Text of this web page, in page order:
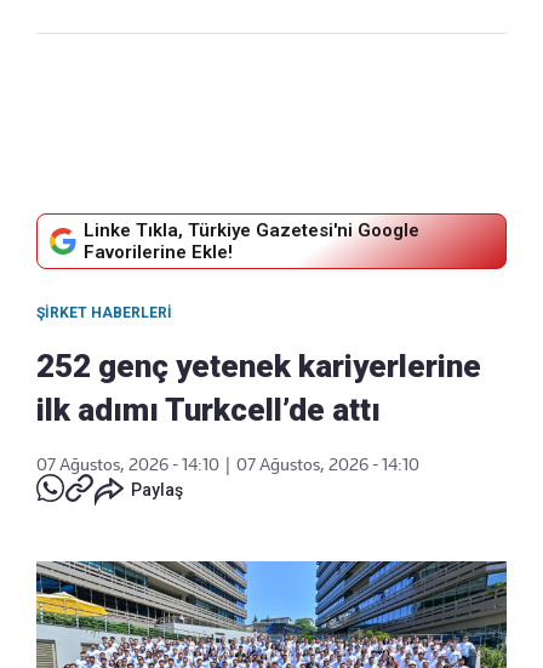
Linke Tıkla, Türkiye Gazetesi'ni Google
Favorilerine Ekle!
ŞIRKET HABERLERI
252 genç yetenek kariyerlerine
ilk adımı Turkcell’de attı
07 Ağustos, 2026 - 14:10
07 Ağustos, 2026 - 14:10
Paylaş